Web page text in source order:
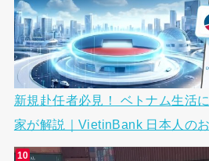
新規赴任者必見！ ベトナム生活
家が解説｜VietinBank 日本人の